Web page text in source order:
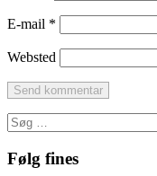
E-mail *
Websted
Søg
efter:
Følg fines